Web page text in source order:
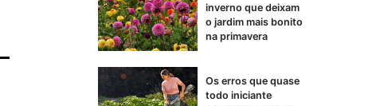
inverno que deixam
o jardim mais bonito
na primavera
Os erros que quase
todo iniciante